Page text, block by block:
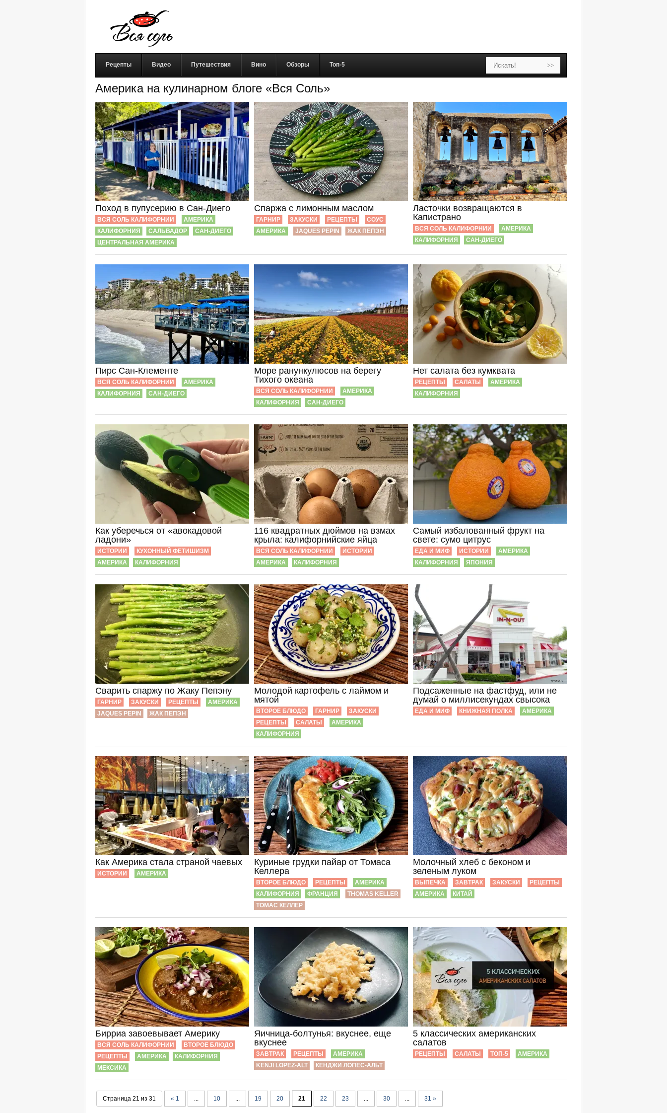
Рецепты Видео Путешествия Вино Обзоры Топ-5
Америка на кулинарном блоге «Вся Соль»
Поход в пупусерию в Сан-Диего
ВСЯ СОЛЬ КАЛИФОРНИИ
АМЕРИКА
КАЛИФОРНИЯ
САЛЬВАДОР
САН-ДИЕГО
ЦЕНТРАЛЬНАЯ АМЕРИКА
Спаржа с лимонным маслом
ГАРНИР ЗАКУСКИ РЕЦЕПТЫ
СОУС
АМЕРИКА
JAQUES PEPIN ЖАК ПЕПЭН
Ласточки возвращаются в
Капистрано
ВСЯ СОЛЬ КАЛИФОРНИИ
АМЕРИКА
КАЛИФОРНИЯ
САН-ДИЕГО
Пирс Сан-Клементе
ВСЯ СОЛЬ КАЛИФОРНИИ
АМЕРИКА
КАЛИФОРНИЯ
САН-ДИЕГО
Море ранункулюсов на берегу
Тихого океана
ВСЯ СОЛЬ КАЛИФОРНИИ
АМЕРИКА
КАЛИФОРНИЯ
САН-ДИЕГО
Нет салата без кумквата
РЕЦЕПТЫ САЛАТЫ
АМЕРИКА
КАЛИФОРНИЯ
Как уберечься от «авокадовой
ладони»
ИСТОРИИ
КУХОННЫЙ ФЕТИШИЗМ
АМЕРИКА
КАЛИФОРНИЯ
116 квадратных дюймов на взмах
крыла: калифорнийские яйца
ВСЯ СОЛЬ КАЛИФОРНИИ
ИСТОРИИ
АМЕРИКА
КАЛИФОРНИЯ
Самый избалованный фрукт на
свете: сумо цитрус
ЕДА И МИФ ИСТОРИИ
АМЕРИКА
КАЛИФОРНИЯ
ЯПОНИЯ
Сварить спаржу по Жаку Пепэну
ГАРНИР ЗАКУСКИ РЕЦЕПТЫ
АМЕРИКА
JAQUES PEPIN
ЖАК ПЕПЭН
Молодой картофель с лаймом и
мятой
ВТОРОЕ БЛЮДО ГАРНИР
ЗАКУСКИ
РЕЦЕПТЫ
САЛАТЫ
АМЕРИКА
КАЛИФОРНИЯ
Подсаженные на фастфуд, или не
думай о миллисекундах свысока
ЕДА И МИФ КНИЖНАЯ ПОЛКА АМЕРИКА
Как Америка стала страной чаевых
ИСТОРИИ АМЕРИКА
Куриные грудки пайар от Томаса
Келлера
ВТОРОЕ БЛЮДО РЕЦЕПТЫ
АМЕРИКА
КАЛИФОРНИЯ
ФРАНЦИЯ
THOMAS KELLER
ТОМАС КЕЛЛЕР
Молочный хлеб с беконом и
зеленым луком
ВЫПЕЧКА ЗАВТРАК ЗАКУСКИ
РЕЦЕПТЫ
АМЕРИКА
КИТАЙ
Бирриа завоевывает Америку
ВСЯ СОЛЬ КАЛИФОРНИИ
ВТОРОЕ БЛЮДО
РЕЦЕПТЫ
АМЕРИКА
КАЛИФОРНИЯ
МЕКСИКА
Яичница-болтунья: вкуснее, еще
вкуснее
ЗАВТРАК РЕЦЕПТЫ
АМЕРИКА
KENJI LOPEZ-ALT
КЕНДЖИ ЛОПЕС-АЛЬТ
5 классических американских
салатов
РЕЦЕПТЫ САЛАТЫ ТОП-5 АМЕРИКА
Страница 21 из 31 « 1 ... 10 ... 19 20 21 22 23 ... 30 ... 31 »